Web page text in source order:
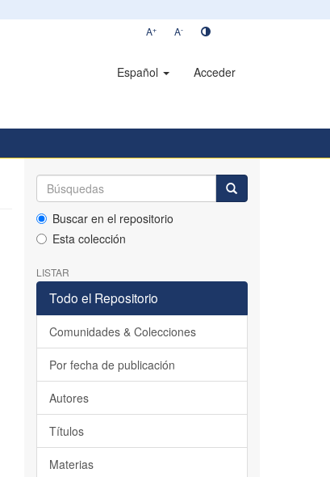
A+ A-
Español Acceder
Buscar en el repositorio
Esta colección
LISTAR
Todo el Repositorio
Comunidades & Colecciones
Por fecha de publicación
Autores
Títulos
Materias